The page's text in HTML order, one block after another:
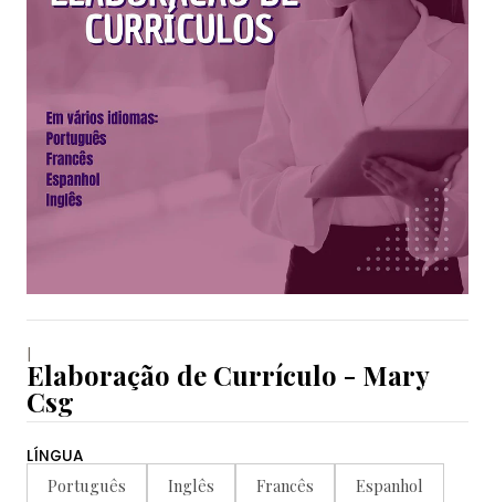
|
Elaboração de Currículo - Mary
Csg
LÍNGUA
Português Inglês Francês Espanhol